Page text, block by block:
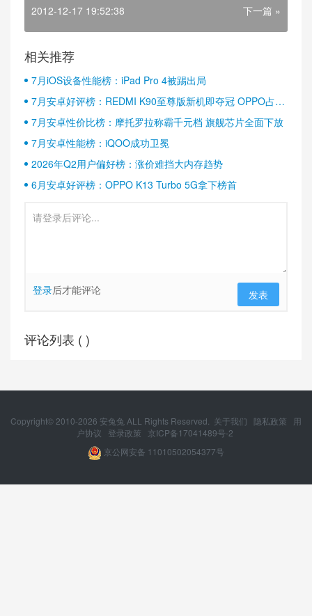
2012-12-17 19:52:38 下一篇 »
相关推荐
7月iOS设备性能榜：iPad Pro 4被踢出局
7月安卓好评榜：REDMI K90至尊版新机即夺冠 OPPO占据
半壁江山
7月安卓性价比榜：摩托罗拉称霸千元档 旗舰芯片全面下放
7月安卓性能榜：iQOO成功卫冕
2026年Q2用户偏好榜：涨价难挡大内存趋势
6月安卓好评榜：OPPO K13 Turbo 5G拿下榜首
登录后才能评论 发表
评论列表 ( )
Copyright© 2010-2026 安兔兔 ALL Rights Reserved. 关于我们 隐私政策
用
户协议
登录政策
京ICP备17041489号-2
京公网安备 11010502054377号